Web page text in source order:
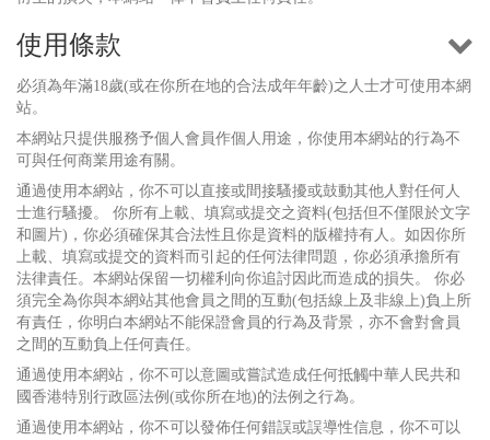
使用條款
必須為年滿18歲(或在你所在地的合法成年年齡)之人士才可使用本網
站。
本網站只提供服務予個人會員作個人用途，你使用本網站的行為不
可與任何商業用途有關。
通過使用本網站，你不可以直接或間接騷擾或鼓動其他人對任何人
士進行騷擾。 你所有上載、填寫或提交之資料(包括但不僅限於文字
和圖片)，你必須確保其合法性且你是資料的版權持有人。如因你所
上載、填寫或提交的資料而引起的任何法律問題，你必須承擔所有
法律責任。本網站保留一切權利向你追討因此而造成的損失。 你必
須完全為你與本網站其他會員之間的互動(包括線上及非線上)負上所
有責任，你明白本網站不能保證會員的行為及背景，亦不會對會員
之間的互動負上任何責任。
通過使用本網站，你不可以意圖或嘗試造成任何抵觸中華人民共和
國香港特別行政區法例(或你所在地)的法例之行為。
通過使用本網站，你不可以發佈任何錯誤或誤導性信息，你不可以